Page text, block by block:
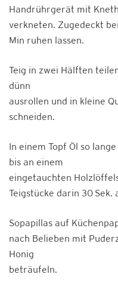
Handrührgerät mit
verkneten. Zugedeckt
Min ruhen lassen.
Teig in zwei Hälften
dünn
ausrollen und in kleine
schneiden.
In einem Topf Öl so
bis an einem
eingetauchten
Teigstücke darin 30
Sopapillas auf
nach Belieben mit
Honig
beträufeln.